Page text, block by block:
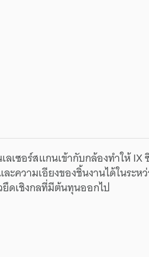
ลเซอร์สแกนเข้ากับกล้องทำให้
ะความเอียงของชิ้นงานได้ในระห
ดเชิงกลที่มีต้นทุนออกไป